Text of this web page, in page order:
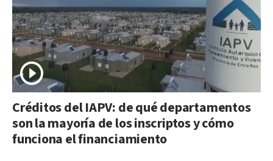
Créditos del IAPV: de qué departamentos
son la mayoría de los inscriptos y cómo
funciona el financiamiento